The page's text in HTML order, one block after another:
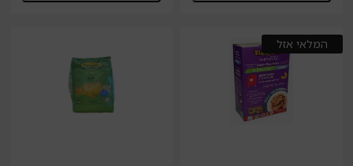
המלאי אזל